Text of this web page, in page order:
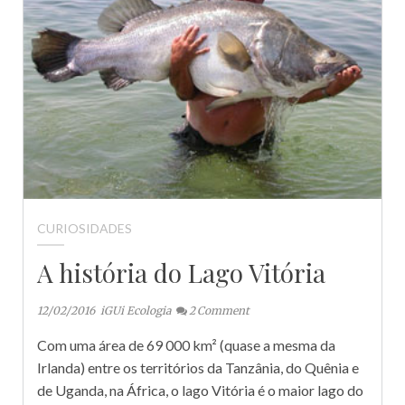
CURIOSIDADES
A história do Lago Vitória
12/02/2016 iGUi Ecologia 2 Comment
Com uma área de 69 000 km² (quase a mesma da
Irlanda) entre os territórios da Tanzânia, do Quênia e
de Uganda, na África, o lago Vitória é o maior lago do